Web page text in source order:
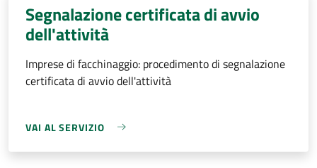
Segnalazione certificata di avvio
dell'attività
Imprese di facchinaggio: procedimento di segnalazione
certificata di avvio dell'attività
VAI AL SERVIZIO